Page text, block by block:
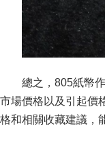
總之，805紙
市場價格以及引起價
格和相關收藏建議